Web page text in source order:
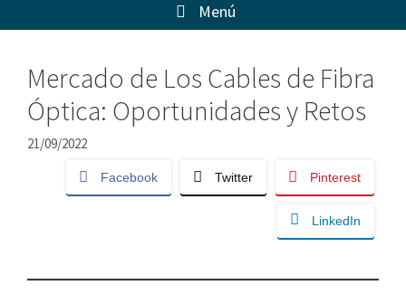
Menú
Mercado de Los Cables de Fibra
Óptica: Oportunidades y Retos
21/09/2022
Facebook Twitter Pinterest
LinkedIn